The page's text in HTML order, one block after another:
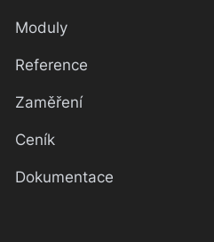
Moduly
Reference
Zaměření
Ceník
Dokumentace